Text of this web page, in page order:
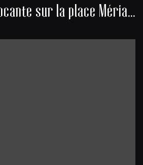
Marché à la brocante sur la place Mériadeck